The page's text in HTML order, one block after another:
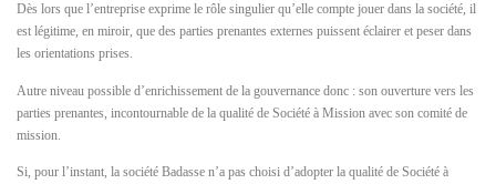
Dès lors que l’entreprise exprime le rôle singulier qu’elle compte jouer dans la société, il
est légitime, en miroir, que des parties prenantes externes puissent éclairer et peser dans
les orientations prises.
Autre niveau possible d’enrichissement de la gouvernance donc : son ouverture vers les
parties prenantes, incontournable de la qualité de Société à Mission avec son comité de
mission.
Si, pour l’instant, la société Badasse n’a pas choisi d’adopter la qualité de Société à